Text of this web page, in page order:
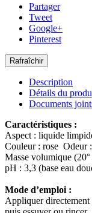
Partager
Tweet
Google+
Pinterest
Description
Détails du
Documents
Caractéristiques :
Aspect : liquide
Couleur : rose Odeur
Masse volumique
pH : 3,3 (base eau
Mode d’emploi :
Appliquer directement